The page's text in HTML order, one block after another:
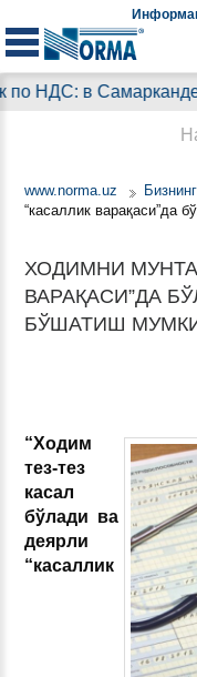
НДС: в Самарканде
www.norma.uz
“касаллик варақаси”да
ХОДИМНИ
ВАРАҚАСИ”ДА
БЎШАТИШ
“Ходим
тез-тез
касал
бўлади ва
деярли
“касаллик